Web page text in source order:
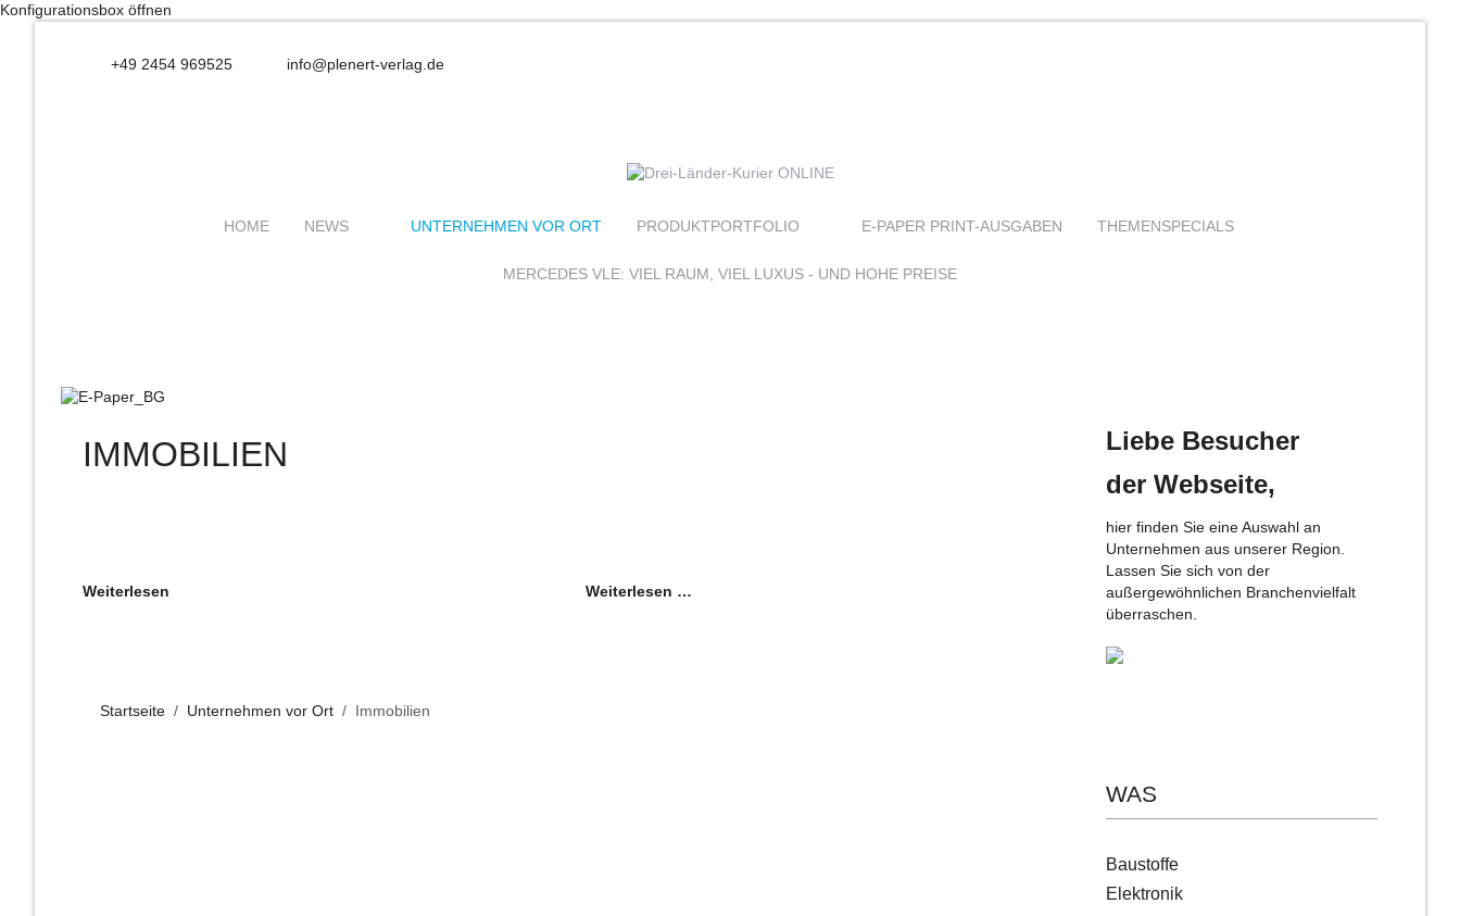
Konfigurationsbox öffnen
+49 2454 969525 info@plenert-verlag.de
HOME NEWS UNTERNEHMEN VOR ORT PRODUKTPORTFOLIO E-PAPER PRINT-AUSGABEN THEMENSPECIALS
MERCEDES VLE: VIEL RAUM, VIEL LUXUS - UND HOHE PREISE
IMMOBILIEN
Weiterlesen Weiterlesen …
Startseite Unternehmen vor Ort Immobilien
Liebe Besucher
der Webseite,
hier finden Sie eine Auswahl an
Unternehmen aus unserer Region.
Lassen Sie sich von der
außergewöhnlichen Branchenvielfalt
überraschen.
WAS
Baustoffe
Elektronik